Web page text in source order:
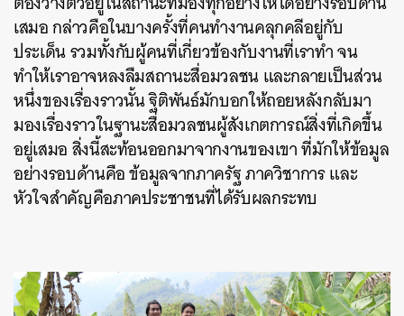
เสมอ กล่าวคือในบางครั้งที่คนทำงานคลุกคลีอยู่กับ
ประเด็น รวมทั้งกับผู้คนที่เกี่ยวข้องกับงานที่เราทำ จน
ทำให้เราอาจหลงลืมสถานะสื่อมวลชน และกลายเป็นส่วน
หนึ่งของเรื่องราวนั้น ฐิติพันธ์มักบอกให้ถอยหลังกลับมา
มองเรื่องราวในฐานะสื่อมวลชนผู้สังเกตการณ์สิ่งที่เกิดขึ้น
อยู่เสมอ สิ่งนี้สะท้อนออกมาจากงานของเขา ที่มักให้ข้อมูล
อย่างรอบด้านคือ ข้อมูลจากภาครัฐ ภาควิชาการ และ
หัวใจสำคัญคือภาคประชาชนที่ได้รับผลกระทบ